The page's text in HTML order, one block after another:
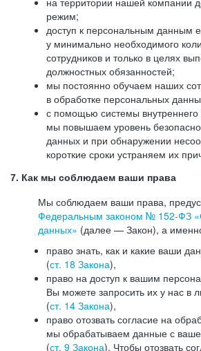
режим;
доступ к персональным данным
у минимально необходимого
сотрудников и только в целях
должностных обязанностей;
мы постоянно обучаем наших
в обработке персональных
с помощью системы внутреннего
мы повышаем уровень
данных и при обнаружении
короткие сроки устраняем их
7. Как мы соблюдаем ваши права
Мы соблюдаем ваши права,
Федеральным законом № 152-ФЗ
данных» (далее — Закон), а
право знать, как и какие ваши
(ст. 18 Закона),
право на доступ к вашим
Вы можете запросить их у нас в
(ст. 14 Закона),
право отозвать согласие на
мы обрабатываем данные с
(ст. 9 Закона). Чтобы отозвать